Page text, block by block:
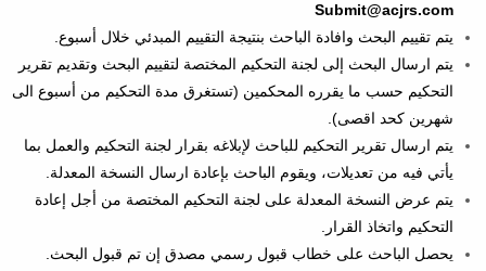
Submit@acjrs.com
يتم تقييم البحث وافادة الباحث بنتيجة التقييم المبدئي خلال أسبوع.
يتم ارسال البحث إلى لجنة التحكيم المختصة لتقييم البحث وتقديم تقرير
التحكيم حسب ما يقرره المحكمين (تستغرق مدة التحكيم من أسبوع الى
شهرين كحد اقصى).
يتم ارسال تقرير التحكيم للباحث لإبلاغه بقرار لجنة التحكيم والعمل بما
يأتي فيه من تعديلات، ويقوم الباحث بإعادة ارسال النسخة المعدلة.
يتم عرض النسخة المعدلة على لجنة التحكيم المختصة من أجل إعادة
التحكيم واتخاذ القرار.
يحصل الباحث على خطاب قبول رسمي مصدق إن تم قبول البحث.